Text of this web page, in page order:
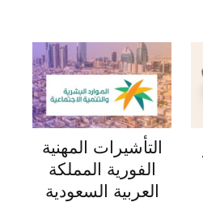
التأشيرات المهنية
الفورية المملكة
العربية السعودية